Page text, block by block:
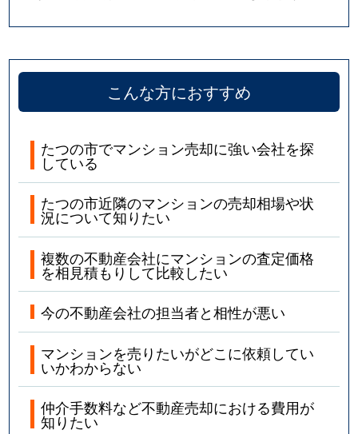
こんな方におすすめ
たつの市でマンション売却に強い会社を探
している
たつの市近隣のマンションの売却相場や状
況について知りたい
複数の不動産会社にマンションの査定価格
を相見積もりして比較したい
今の不動産会社の担当者と相性が悪い
マンションを売りたいがどこに依頼してい
いかわからない
仲介手数料など不動産売却における費用が
知りたい